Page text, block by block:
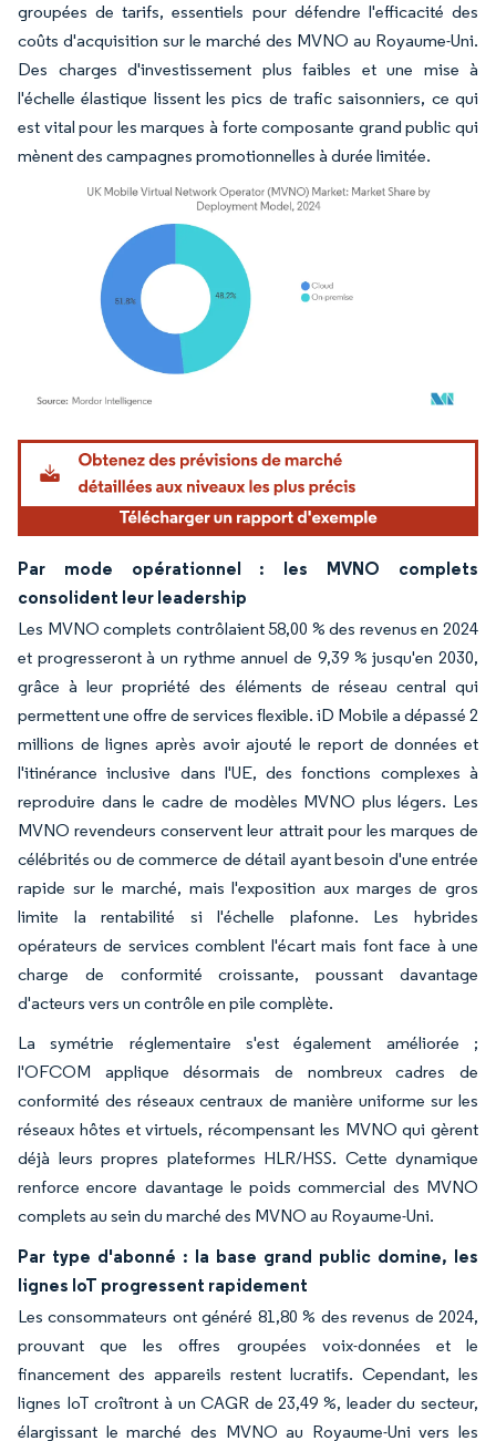
groupées de tarifs, essentiels pour défendre l'efficacité des
coûts d'acquisition sur le marché des MVNO au Royaume-Uni.
Des charges d'investissement plus faibles et une mise à
l'échelle élastique lissent les pics de trafic saisonniers, ce qui
est vital pour les marques à forte composante grand public qui
mènent des campagnes promotionnelles à durée limitée.
Image © Mordor Intelligence. La réutilisation nécessite une attribution sous CC BY
Par mode opérationnel : les MVNO complets
consolident leur leadership
Les MVNO complets contrôlaient 58,00 % des revenus en 2024
et progresseront à un rythme annuel de 9,39 % jusqu'en 2030,
grâce à leur propriété des éléments de réseau central qui
permettent une offre de services flexible. iD Mobile a dépassé 2
millions de lignes après avoir ajouté le report de données et
l'itinérance inclusive dans l'UE, des fonctions complexes à
reproduire dans le cadre de modèles MVNO plus légers. Les
MVNO revendeurs conservent leur attrait pour les marques de
célébrités ou de commerce de détail ayant besoin d'une entrée
rapide sur le marché, mais l'exposition aux marges de gros
limite la rentabilité si l'échelle plafonne. Les hybrides
opérateurs de services comblent l'écart mais font face à une
charge de conformité croissante, poussant davantage
d'acteurs vers un contrôle en pile complète.
La symétrie réglementaire s'est également améliorée ;
l'OFCOM applique désormais de nombreux cadres de
conformité des réseaux centraux de manière uniforme sur les
réseaux hôtes et virtuels, récompensant les MVNO qui gèrent
déjà leurs propres plateformes HLR/HSS. Cette dynamique
renforce encore davantage le poids commercial des MVNO
complets au sein du marché des MVNO au Royaume-Uni.
Par type d'abonné : la base grand public domine, les
lignes IoT progressent rapidement
Les consommateurs ont généré 81,80 % des revenus de 2024,
prouvant que les offres groupées voix-données et le
financement des appareils restent lucratifs. Cependant, les
lignes IoT croîtront à un CAGR de 23,49 %, leader du secteur,
élargissant le marché des MVNO au Royaume-Uni vers les